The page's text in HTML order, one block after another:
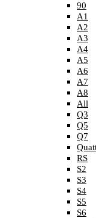
90
A1
A2
A3
A4
A5
A6
A7
A8
All
Q3
Q5
Q7
RS
S2
S3
S4
S5
S6